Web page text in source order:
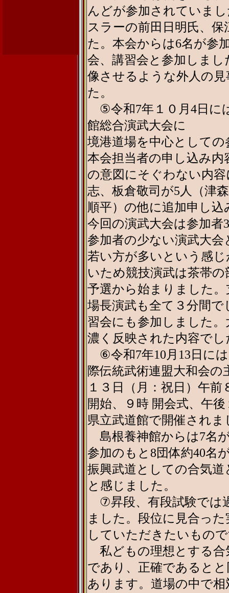
んどが参加されていま
スラーの前田日明氏、
た。本会からは6名が参
会、講習会と参加しま
像させるような外人の
た。
⑤令和7年１０月4日に
館総合演武大会に
境港道場を中心として
本会担当者の申し込み
の意図にそぐわない内
志、板倉敬司が5人（津
順平）の他に追加申し
今回の演武大会は参加者
参加者の少ない演武大
若い方が多いという感
いため競技演武は茶帯
予選から始まりました
場長演武も全て３分間
習会にも参加しました
濃く反映された内容でし
⑥令和7年10月13日に
際伝統武術連盟大和会
１３日（月：祝日）午
開始、９時 開会式、午
県立武道館で開催されま
島根養神館からは7名
参加のもと8団体約40名
振興武道としての合気
と感じました。
⑦昇段、有段試験では
ました。段位に見合っ
していただきたいもの
私どもの理想とする合
であり、正確であると
あります。道場の中で